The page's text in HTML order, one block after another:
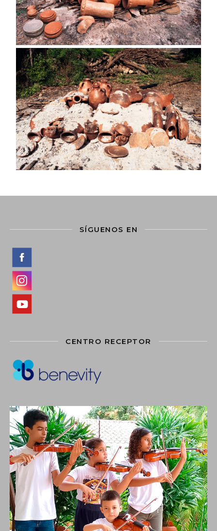
SÍGUENOS EN
CENTRO RECEPTOR